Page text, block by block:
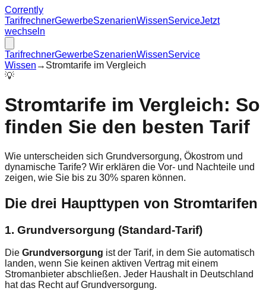
Corrently
TarifrechnerGewerbeSzenarienWissenServiceJetzt
wechseln
TarifrechnerGewerbeSzenarienWissenService
Wissen → Stromtarife im Vergleich
💡
Stromtarife im Vergleich: So
finden Sie den besten Tarif
Wie unterscheiden sich Grundversorgung, Ökostrom und
dynamische Tarife? Wir erklären die Vor- und Nachteile und
zeigen, wie Sie bis zu 30% sparen können.
Die drei Haupttypen von Stromtarifen
1. Grundversorgung (Standard-Tarif)
Die Grundversorgung ist der Tarif, in dem Sie automatisch
landen, wenn Sie keinen aktiven Vertrag mit einem
Stromanbieter abschließen. Jeder Haushalt in Deutschland
hat das Recht auf Grundversorgung.